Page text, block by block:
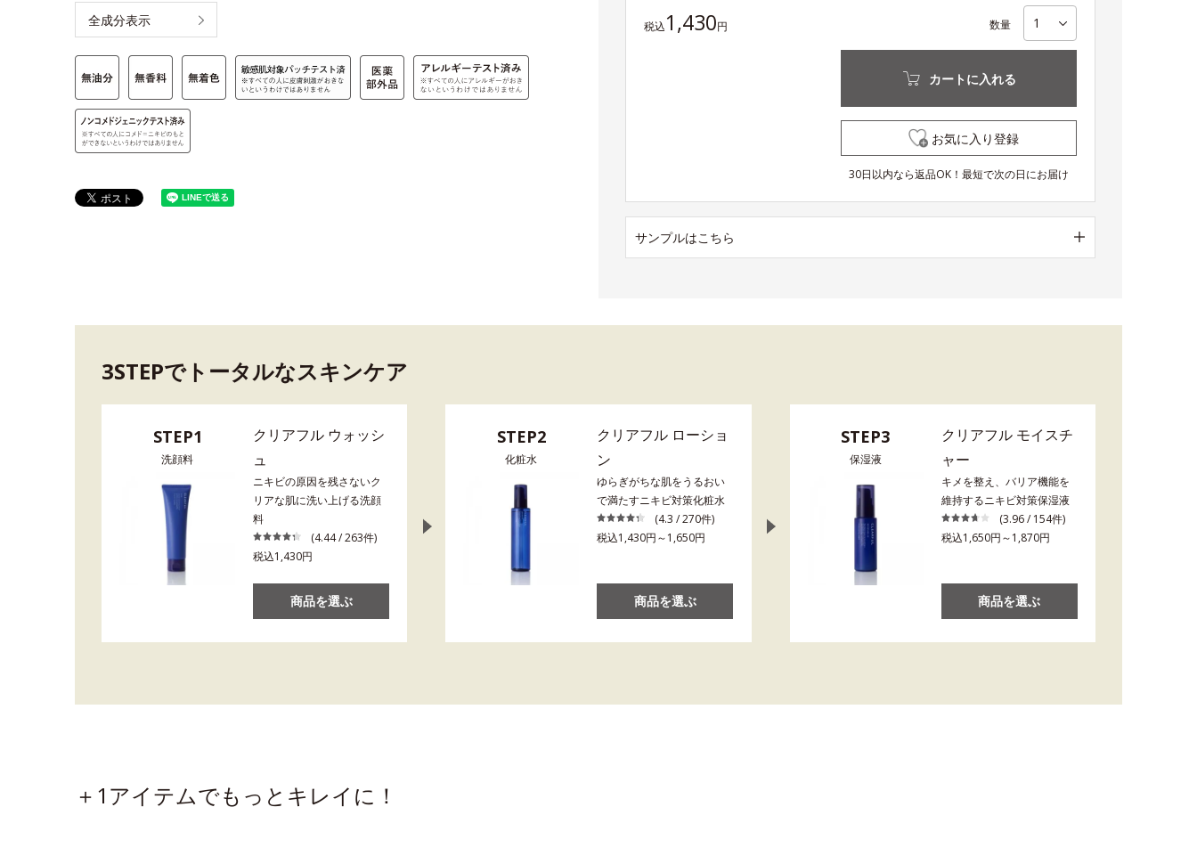
全成分表示 税込1,430円 数量
カートに入れる
お気に入り登録
30日以内なら返品OK！最短で次の日にお届け
サンプルはこちら
3STEPでトータルなスキンケア
STEP1
洗顔料
クリアフル ウォッシ
ュ
ニキビの原因を残さないク
リアな肌に洗い上げる洗顔
料
(4.44 / 263件)
税込1,430円
商品を選ぶ
STEP2
化粧水
クリアフル ローショ
ン
ゆらぎがちな肌をうるおい
で満たすニキビ対策化粧水
(4.3 / 270件)
税込1,430円～1,650円
商品を選ぶ
STEP3
保湿液
クリアフル モイスチ
ャー
キメを整え、バリア機能を
維持するニキビ対策保湿液
(3.96 / 154件)
税込1,650円～1,870円
商品を選ぶ
＋1アイテムでもっとキレイに！